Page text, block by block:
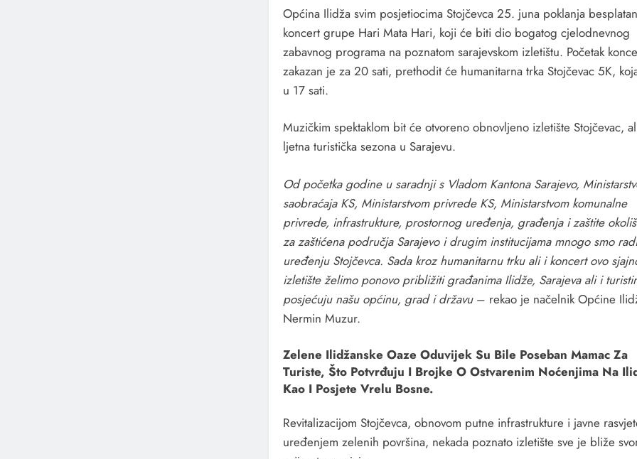
Općina Ilidža svim posjetiocima Stojčevca 25. juna poklanja besplatan
koncert grupe Hari Mata Hari, koji će biti dio bogatog cjelodnevnog
zabavnog programa na poznatom sarajevskom izletištu. Početak
zakazan je za 20 sati, prethodit će humanitarna trka Stojčevac 5K,
u 17 sati.
Muzičkim spektaklom bit će otvoreno obnovljeno izletište Stojčevac,
ljetna turistička sezona u Sarajevu.
Od početka godine u saradnji s Vladom Kantona Sarajevo,
saobraćaja KS, Ministarstvom privrede KS, Ministarstvom. komunalne
privrede, infrastrukture, prostornog uređenja, građenja i zaštite
za zaštićena područja Sarajevo i drugim institucijama. mnogo smo
uređenju Stojčevca. Sada kroz humanitarnu trku ali i koncert ovo
izletište želimo ponovo približiti građanima Ilidže, Sarajeva ali i
posjećuju našu općinu, grad i državu – rekao je načelnik Općine
Nermin Muzur.
Zelene Ilidžanske Oaze Oduvijek Su Bile Poseban Mamac Za
Turiste, Što Potvrđuju I Brojke O Ostvarenim Noćenjima Na
Kao I Posjete Vrelu Bosne.
Revitalizacijom Stojčevca, obnovom putne infrastrukture i javne
uređenjem zelenih površina, nekada poznato izletište sve je bliže